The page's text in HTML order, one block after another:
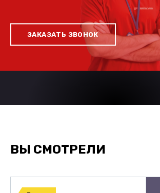
ЗАКАЗАТЬ ЗВОНОК
ВЫ СМОТРЕЛИ